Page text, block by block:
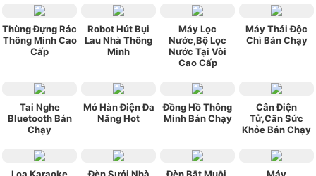
Thùng Đựng Rác
Thông Minh Cao
Cấp
Robot Hút Bụi
Lau Nhà Thông
Minh
Máy Lọc
Nước,Bộ Lọc
Nước Tại Vòi
Cao Cấp
Máy Thải Độc
Chì Bán Chạy
Tai Nghe
Bluetooth Bán
Chạy
Mỏ Hàn Điện Đa
Năng Hot
Đồng Hồ Thông
Minh Bán Chạy
Cân Điện
Tử,Cân Sức
Khỏe Bán Chạy
Loa Karaoke
Đèn Sưởi Nhà
Đèn Bắt Muỗi,
Máy